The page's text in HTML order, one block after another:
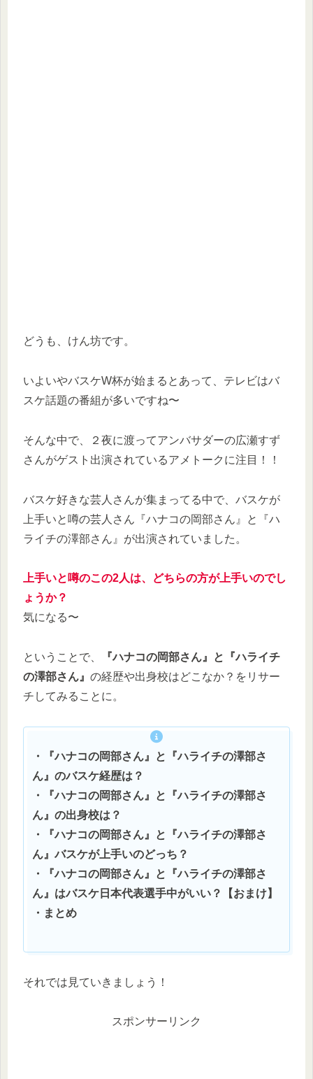
どうも、けん坊です。
いよいやバスケW杯が始まるとあって、テレビはバ
スケ話題の番組が多いですね〜
そんな中で、２夜に渡ってアンバサダーの広瀬すず
さんがゲスト出演されているアメトークに注目！！
バスケ好きな芸人さんが集まってる中で、バスケが
上手いと噂の芸人さん『ハナコの岡部さん』と『ハ
ライチの澤部さん』が出演されていました。
上手いと噂のこの2人は、どちらの方が上手いのでし
ょうか？
気になる〜
ということで、
『ハナコの岡部さん』と『ハライチ
の澤部さん』 の経歴や出身校はどこなか？をリサー
チしてみることに。
・『ハナコの岡部さん』と『ハライチの澤部さ
ん』のバスケ経歴は？
・『ハナコの岡部さん』と『ハライチの澤部さ
ん』の出身校は？
・『ハナコの岡部さん』と『ハライチの澤部さ
ん』バスケが上手いのどっち？
・『ハナコの岡部さん』と『ハライチの澤部さ
ん』はバスケ日本代表選手中がいい？【おまけ】
・まとめ
それでは見ていきましょう！
スポンサーリンク